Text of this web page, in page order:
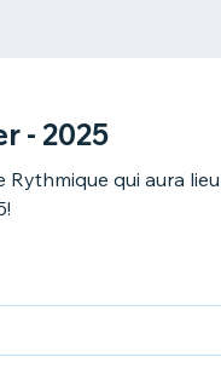
- 2025
qui aura